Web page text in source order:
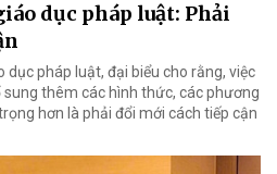
dục pháp luật: Phải
dục pháp luật, đại biểu cho rằng, việc
thêm các hình thức, các phương
hơn là phải đổi mới cách tiếp cận